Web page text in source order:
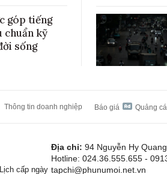
góp tiếng
chuẩn kỹ
sống
Thông tin doanh nghiệp Báo giá Quảng
cấp ngày
Địa chỉ: 94 Nguyễn Hy
Hotline: 024.36.555.655 -
tapchi@phunumoi.net.vn